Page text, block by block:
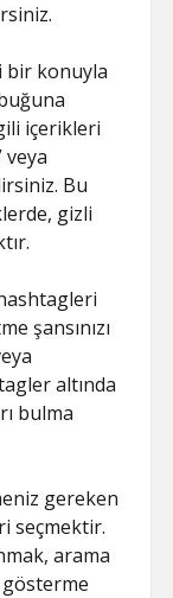
bir konuyla
içerikleri
veya
Bu
gizli
şansınızı
altında
bulma
gereken
seçmektir.
arama